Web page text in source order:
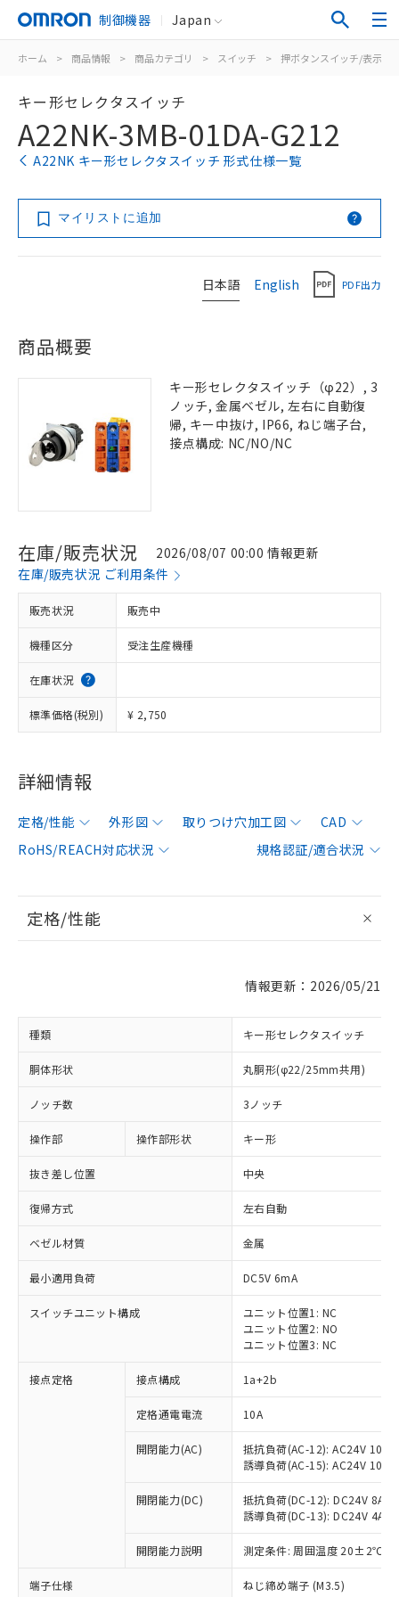
制御機器 Japan
ホーム > 商品情報 > 商品カテゴリ > スイッチ > 押ボタンスイッチ/表示灯
キー形セレクタスイッチ
A22NK-3MB-01DA-G212
A22NK キー形セレクタスイッチ 形式仕様一覧
マイリストに追加
日本語 English PDF出力
商品概要
キー形セレクタスイッチ（φ22）, 3
ノッチ, 金属ベゼル, 左右に自動復
帰, キー中抜け, IP66, ねじ端子台,
接点構成: NC/NO/NC
在庫/販売状況
2026/08/07 00:00 情報更新
在庫/販売状況 ご利用条件
販売状況 販売中
機種区分 受注生産機種
在庫状況
標準価格(税別) ¥ 2,750
詳細情報
定格/性能 外形図 取りつけ穴加工図
CAD
RoHS/REACH対応状況
規格認証/適合状況
定格/性能
情報更新：2026/05/21
種類 キー形セレクタスイッチ
胴体形状 丸胴形(φ22/25mm共用)
ノッチ数 3ノッチ
操作部 操作部形状 キー形
抜き差し位置 中央
復帰方式 左右自動
ベゼル材質 金属
最小適用負荷 DC5V 6mA
スイッチユニット構成
ユニット位置1: NC
ユニット位置2: NO
ユニット位置3: NC
接点定格 接点構成 1a+2b
定格通電電流 10A
開閉能力(AC)
抵抗負荷(AC-12): AC24V 10A/
誘導負荷(AC-15): AC24V
開閉能力(DC)
抵抗負荷(DC-12): DC24V 8A/
誘導負荷(DC-13): DC24V 4A/
開閉能力説明 測定条件: 周囲温度 20±2℃、
端子仕様 ねじ締め端子 (M3.5)
ご利用条件
対応済み：EU RoHS指令（10物質）の
非含有に対応した製品が提供可能な商品で
対応予定：EU RoHS指令（10物質）の非含
有に対応した製品に切り替える予定のある
対応予定なし：EU RoHS指令（10物質）の